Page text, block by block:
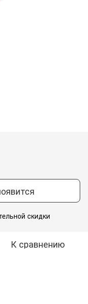
скидки
К сравнению